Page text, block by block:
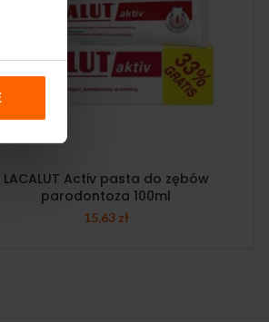
LACALUT Activ pasta do zębów
parodontoza 100ml
15,63 zł